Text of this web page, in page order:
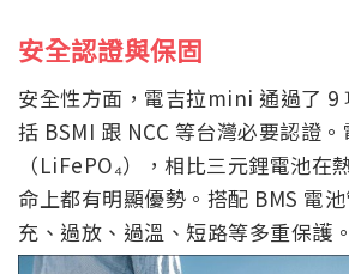
安全認證與保固
安全性方面，電吉拉mini 通過了 9
括 BSMI 跟 NCC 等台灣必要認證
（LiFePO₄），相比三元鋰電池在
命上都有明顯優勢。搭配 BMS 電
充、過放、過溫、短路等多重保護。